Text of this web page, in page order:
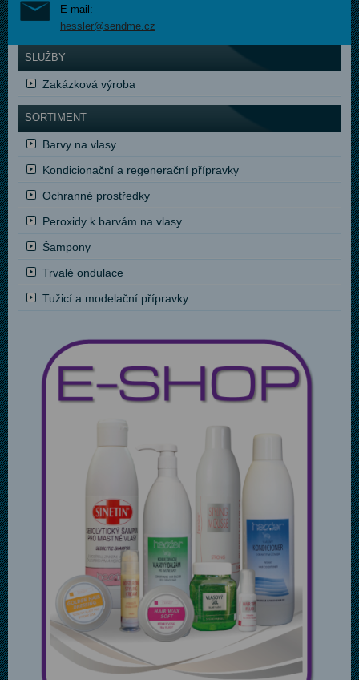
E-mail:
hessler@sendme.cz
SLUŽBY
Zakázková výroba
SORTIMENT
Barvy na vlasy
Kondicionační a regenerační přípravky
Ochranné prostředky
Peroxidy k barvám na vlasy
Šampony
Trvalé ondulace
Tužicí a modelační přípravky